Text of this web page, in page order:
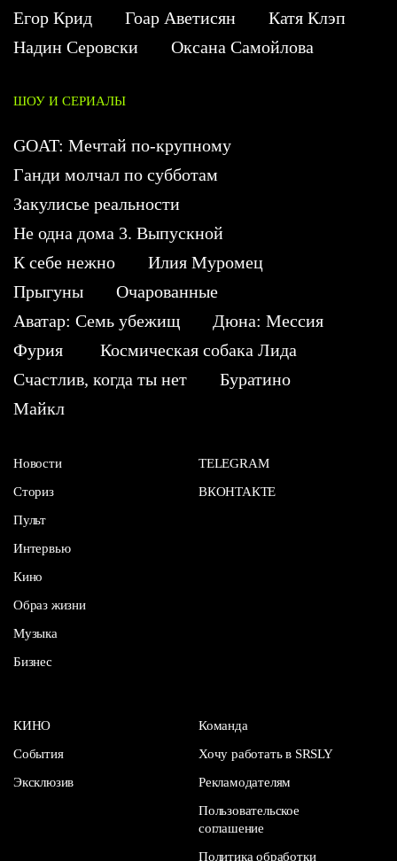
Егор Крид
Гоар Аветисян
Катя Клэп
Надин Серовски
Оксана Самойлова
ШОУ И СЕРИАЛЫ
GOAT: Мечтай по-крупному
Ганди молчал по субботам
Закулисье реальности
Не одна дома 3. Выпускной
К себе нежно
Илия Муромец
Прыгуны
Очарованные
Аватар: Семь убежищ
Дюна: Мессия
Фурия
Космическая собака Лида
Счастлив, когда ты нет
Буратино
Майкл
Новости
Сториз
Пульт
Интервью
Кино
Образ жизни
Музыка
Бизнес
TELEGRAM
ВКОНТАКТЕ
КИНО
События
Эксклюзив
Команда
Хочу работать в SRSLY
Рекламодателям
Пользовательское
соглашение
Политика обработки